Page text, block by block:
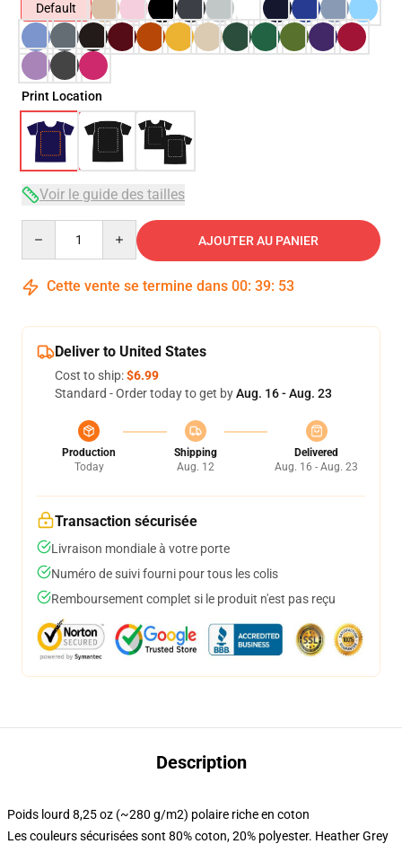
Default
Print Location
Voir le guide des tailles
AJOUTER AU PANIER
Cette vente se termine dans 00: 39: 52
Deliver to United States
Cost to ship:$6.99
Standard - Order today to get byAug. 16 - Aug. 23
Production
Today
Shipping
Aug. 12
Delivered
Aug. 16 - Aug. 23
Transaction sécurisée
Livraison mondiale à votre porte
Numéro de suivi fourni pour tous les colis
Remboursement complet si le produit n'est pas reçu
Description
Poids lourd 8,25 oz (~280 g/m2) polaire riche en coton
Les couleurs sécurisées sont 80% coton, 20% polyester. Heather Grey